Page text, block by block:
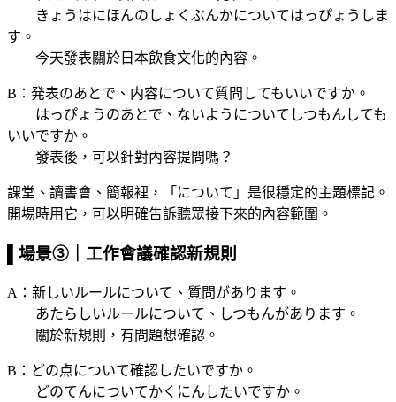
きょうはにほんのしょくぶんかについてはっぴょうしま
す。
今天發表關於日本飲食文化的內容。
B：発表のあとで、内容について質問してもいいですか。
はっぴょうのあとで、ないようについてしつもんしても
いいですか。
發表後，可以針對內容提問嗎？
課堂、讀書會、簡報裡，「について」是很穩定的主題標記。
開場時用它，可以明確告訴聽眾接下來的內容範圍。
▌場景③｜工作會議確認新規則
A：新しいルールについて、質問があります。
あたらしいルールについて、しつもんがあります。
關於新規則，有問題想確認。
B：どの点について確認したいですか。
どのてんについてかくにんしたいですか。